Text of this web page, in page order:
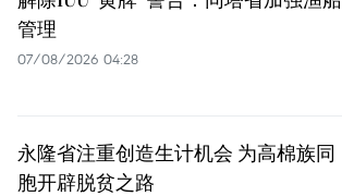
管理
07/08/2026 04:28
永隆省注重创造生计机会 为高棉族同
胞开辟脱贫之路